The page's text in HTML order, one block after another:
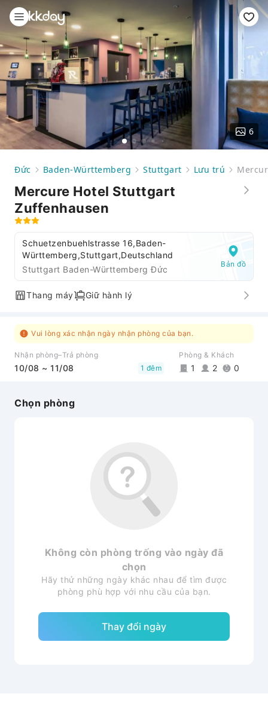
6
Đức Baden-Württemberg Stuttgart Lưu trú
Mercure Hotel Stuttgart
Zuffenhausen
Schuetzenbuehlstrasse 16,Baden-
Württemberg,Stuttgart,Deutschland
Stuttgart Baden-Württemberg Đức
Bản đồ
Thang máy Giữ hành lý
Vui lòng xác nhận ngày nhận phòng của bạn.
Nhận phòng–Trả phòng
10/08 ~ 11/08 1 đêm
Phòng & Khách
1 2 0
Chọn phòng
Không còn phòng trống vào ngày đã
chọn
Hãy thử những ngày khác nhau để tìm được
phòng phù hợp với nhu cầu của bạn.
Thay đổi ngày